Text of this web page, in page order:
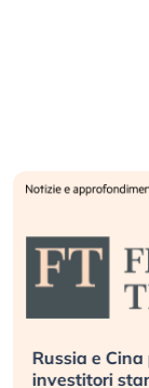
Russia e
investitori